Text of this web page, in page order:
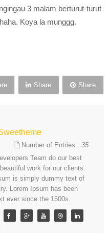
3 malam berturut-turut
Koya la munggg.
Share Share
Number of Entries :35
Team do our best
work for our clients.
is simply dummy text of
Lorem Ipsum has been
ever since the 1500s.